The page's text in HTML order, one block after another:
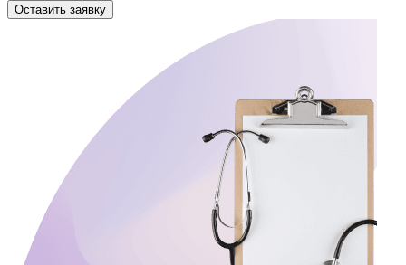
Оставить заявку